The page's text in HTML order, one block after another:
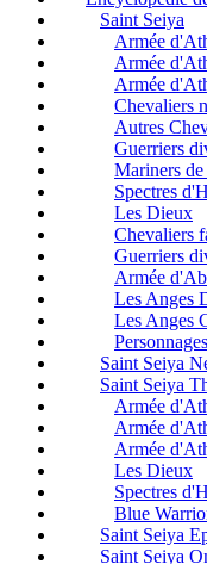
Saint Seiya
Armée
Armée
Armée
Chevaliers
Autres
Guerriers
Mariners de
Spectres
Les Dieux
Chevaliers
Guerriers
Armée
Les Anges
Les Anges
Saint Seiya
Saint Seiya
Armée
Armée
Armée
Les Dieux
Spectres
Blue
Saint Seiya
Saint Seiya